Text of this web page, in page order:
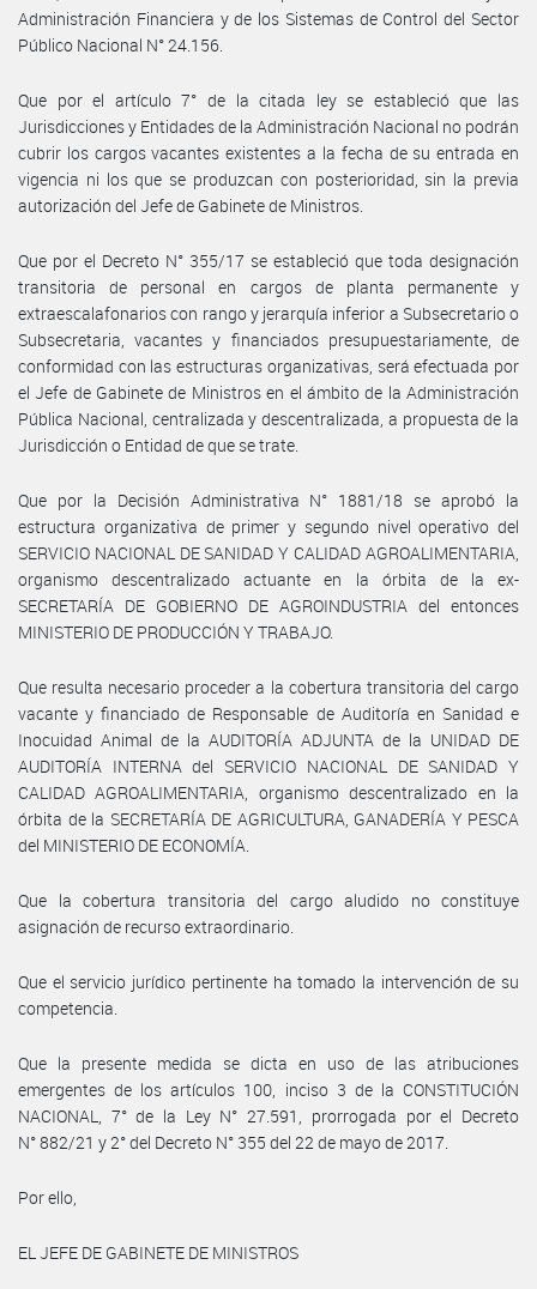
Administración Financiera y de los Sistemas de Control del Sector
Público Nacional N° 24.156.
Que por el artículo 7° de la citada ley se estableció que las
Jurisdicciones y Entidades de la Administración Nacional no podrán
cubrir los cargos vacantes existentes a la fecha de su entrada en
vigencia ni los que se produzcan con posterioridad, sin la previa
autorización del Jefe de Gabinete de Ministros.
Que por el Decreto N° 355/17 se estableció que toda designación
transitoria de personal en cargos de planta permanente y
extraescalafonarios con rango y jerarquía inferior a Subsecretario o
Subsecretaria, vacantes y financiados presupuestariamente, de
conformidad con las estructuras organizativas, será efectuada por
el Jefe de Gabinete de Ministros en el ámbito de la Administración
Pública Nacional, centralizada y descentralizada, a propuesta de la
Jurisdicción o Entidad de que se trate.
Que por la Decisión Administrativa N° 1881/18 se aprobó la
estructura organizativa de primer y segundo nivel operativo del
SERVICIO NACIONAL DE SANIDAD Y CALIDAD AGROALIMENTARIA,
organismo descentralizado actuante en la órbita de la ex-
SECRETARÍA DE GOBIERNO DE AGROINDUSTRIA del entonces
MINISTERIO DE PRODUCCIÓN Y TRABAJO.
Que resulta necesario proceder a la cobertura transitoria del cargo
vacante y financiado de Responsable de Auditoría en Sanidad e
Inocuidad Animal de la AUDITORÍA ADJUNTA de la UNIDAD DE
AUDITORÍA INTERNA del SERVICIO NACIONAL DE SANIDAD Y
CALIDAD AGROALIMENTARIA, organismo descentralizado en la
órbita de la SECRETARÍA DE AGRICULTURA, GANADERÍA Y PESCA
del MINISTERIO DE ECONOMÍA.
Que la cobertura transitoria del cargo aludido no constituye
asignación de recurso extraordinario.
Que el servicio jurídico pertinente ha tomado la intervención de su
competencia.
Que la presente medida se dicta en uso de las atribuciones
emergentes de los artículos 100, inciso 3 de la CONSTITUCIÓN
NACIONAL, 7° de la Ley N° 27.591, prorrogada por el Decreto
N° 882/21 y 2° del Decreto N° 355 del 22 de mayo de 2017.
Por ello,
EL JEFE DE GABINETE DE MINISTROS